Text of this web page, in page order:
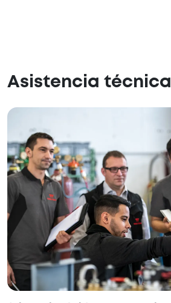
Asistencia técnica